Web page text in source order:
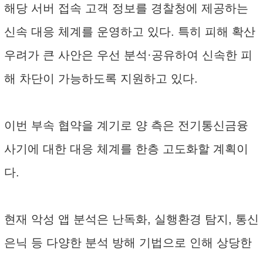
해당 서버 접속 고객 정보를 경찰청에 제공하는
신속 대응 체계를 운영하고 있다. 특히 피해 확산
우려가 큰 사안은 우선 분석·공유하여 신속한 피
해 차단이 가능하도록 지원하고 있다.
이번 부속 협약을 계기로 양 측은 전기통신금융
사기에 대한 대응 체계를 한층 고도화할 계획이
다.
현재 악성 앱 분석은 난독화, 실행환경 탐지, 통신
은닉 등 다양한 분석 방해 기법으로 인해 상당한